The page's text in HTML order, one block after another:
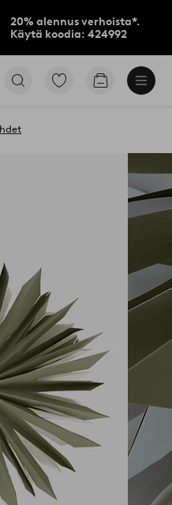
20% alennus verhoista*.
Käytä koodia: 424992
Siirry
Siirry